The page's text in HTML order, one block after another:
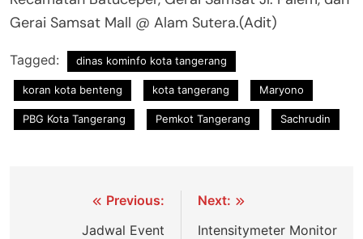
Gerai Samsat Mall @ Alam Sutera.(Adit)
Tagged: dinas kominfo kota tangerang
koran kota benteng kota tangerang Maryono
PBG Kota Tangerang Pemkot Tangerang Sachrudin
Navigasi Previous:
Jadwal Event
Next:
Intensitymeter Monitor